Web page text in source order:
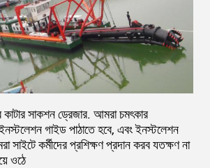
সাকশন ড্রেজার. আমরা চমৎকার
গাইড পাঠাতে হবে, এবং ইনস্টলেশন
কর্মীদের প্রশিক্ষণ প্রদান করব যতক্ষণ না
ওঠে